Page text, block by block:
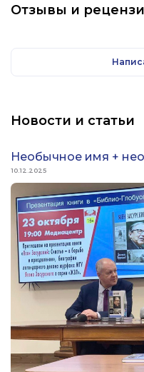
Отзывы и
Новости и статьи
Необычное имя +
10.12.2025